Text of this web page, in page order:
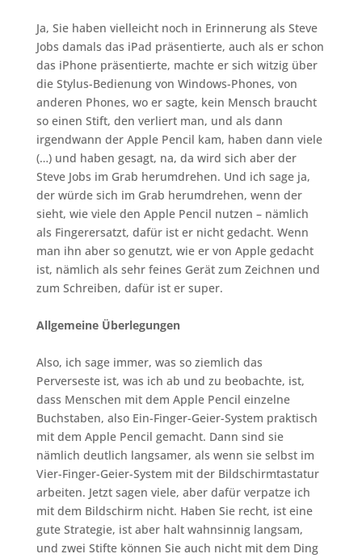
Ja, Sie haben vielleicht noch in Erinnerung als Steve
Jobs damals das iPad präsentierte, auch als er schon
das iPhone präsentierte, machte er sich witzig über
die Stylus-Bedienung von Windows-Phones, von
anderen Phones, wo er sagte, kein Mensch braucht
so einen Stift, den verliert man, und als dann
irgendwann der Apple Pencil kam, haben dann viele
(…) und haben gesagt, na, da wird sich aber der
Steve Jobs im Grab herumdrehen. Und ich sage ja,
der würde sich im Grab herumdrehen, wenn der
sieht, wie viele den Apple Pencil nutzen – nämlich
als Fingerersatzt, dafür ist er nicht gedacht. Wenn
man ihn aber so genutzt, wie er von Apple gedacht
ist, nämlich als sehr feines Gerät zum Zeichnen und
zum Schreiben, dafür ist er super.
Allgemeine Überlegungen
Also, ich sage immer, was so ziemlich das
Perverseste ist, was ich ab und zu beobachte, ist,
dass Menschen mit dem Apple Pencil einzelne
Buchstaben, also Ein-Finger-Geier-System praktisch
mit dem Apple Pencil gemacht. Dann sind sie
nämlich deutlich langsamer, als wenn sie selbst im
Vier-Finger-Geier-System mit der Bildschirmtastatur
arbeiten. Jetzt sagen viele, aber dafür verpatze ich
mit dem Bildschirm nicht. Haben Sie recht, ist eine
gute Strategie, ist aber halt wahnsinnig langsam,
und zwei Stifte können Sie auch nicht mit dem Ding